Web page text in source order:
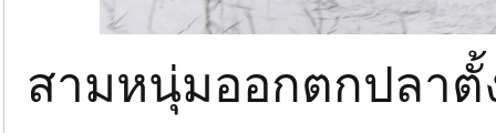
สามหนุ่มออกตกปลาตั้